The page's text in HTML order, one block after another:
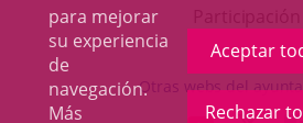
para mejorar
su experiencia
de
navegación.
Más
Aceptar
Rechazar
en
Otras webs del